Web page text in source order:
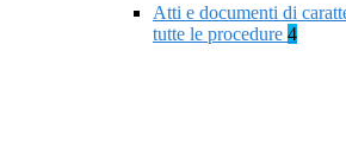
Atti e documenti di
tutte le procedure 4